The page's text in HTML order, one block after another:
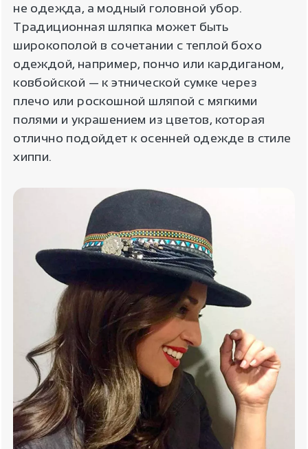
не одежда, а модный головной убор.
Традиционная шляпка может быть
широкополой в сочетании с теплой бохо
одеждой, например, пончо или кардиганом,
ковбойской — к этнической сумке через
плечо или роскошной шляпой с мягкими
полями и украшением из цветов, которая
отлично подойдет к осенней одежде в стиле
хиппи.